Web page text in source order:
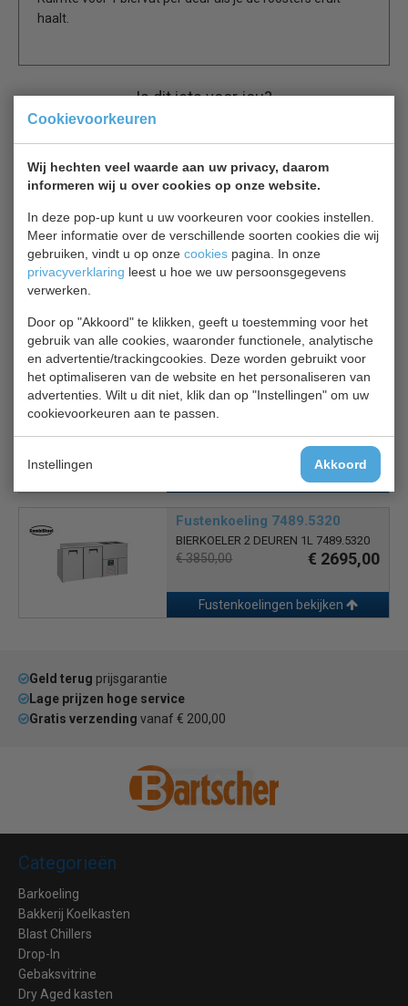
Cookievoorkeuren
Wij hechten veel waarde aan uw privacy, daarom
informeren wij u over cookies op onze website.
In deze pop-up kunt u uw voorkeuren voor cookies instellen.
Meer informatie over de verschillende soorten cookies die wij
gebruiken, vindt u op onze cookies pagina. In onze
privacyverklaring leest u hoe we uw persoonsgegevens
verwerken.
Door op "Akkoord" te klikken, geeft u toestemming voor het
gebruik van alle cookies, waaronder functionele, analytische
en advertentie/trackingcookies. Deze worden gebruikt voor
het optimaliseren van de website en het personaliseren van
advertenties. Wilt u dit niet, klik dan op "Instellingen" om uw
cookievoorkeuren aan te passen.
Instellingen Akkoord
haalt.
Is dit iets voor jou?
Bierkoeler 7489.5340
BIERKOELER 3 DEUREN 2R 7489.5340
€ 4310,00 € 3017,00
Fustenkoelingen bekijken
Vatenkoeler 7489.5335
Fustenkoelingen bekijken
Tefcold CKC4
Vatenkoeler
€ 1297,00 € 986,00
Fustenkoelingen bekijken
Fustenkoeling 7489.5320
BIERKOELER 2 DEUREN 1L 7489.5320
€ 3850,00 € 2695,00
Fustenkoelingen bekijken
Geld terug prijsgarantie
Lage prijzen hoge service
Gratis verzending vanaf € 200,00
Categorieën
Barkoeling
Bakkerij Koelkasten
Blast Chillers
Drop-In
Gebaksvitrine
Dry Aged kasten